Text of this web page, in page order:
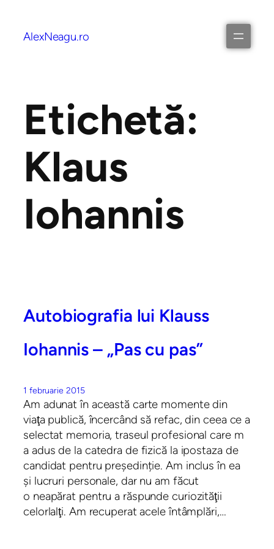
AlexNeagu.ro
Etichetă:
Klaus
Iohannis
Autobiografia lui Klauss
Iohannis – „Pas cu pas”
1 februarie 2015
Am adunat în această carte momente din
viaţa publică, încercând să refac, din ceea ce a
selectat memoria, traseul profesional care m
a adus de la catedra de fizică la ipostaza de
candidat pentru președinție. Am inclus în ea
şi lucruri personale, dar nu am făcut
o neapărat pentru a răspunde curiozităţii
celorlalţi. Am recuperat acele întâmplări,…